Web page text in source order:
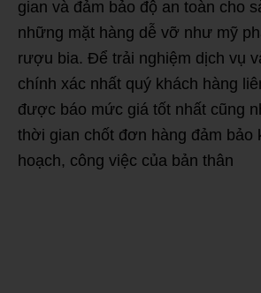
gian và đảm bảo độ an toàn cho
những mặt hàng dễ vỡ như mỹ
rượu bia. Để trải nghiệm dịch vụ
chính xác nhất quý khách hàng
được báo mức giá tốt nhất cũng
thời gian chốt đơn hàng đảm bảo
hoạch, công việc của bản thân